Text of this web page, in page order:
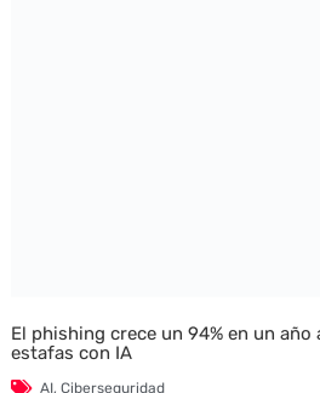
El phishing crece un 94% en un año
estafas con IA
AI, Ciberseguridad